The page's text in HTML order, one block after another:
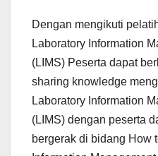
Dengan mengikuti
Laboratory Information
(LIMS) Peserta dapat
sharing knowledge
Laboratory Information
(LIMS) dengan peserta
bergerak di bidang How